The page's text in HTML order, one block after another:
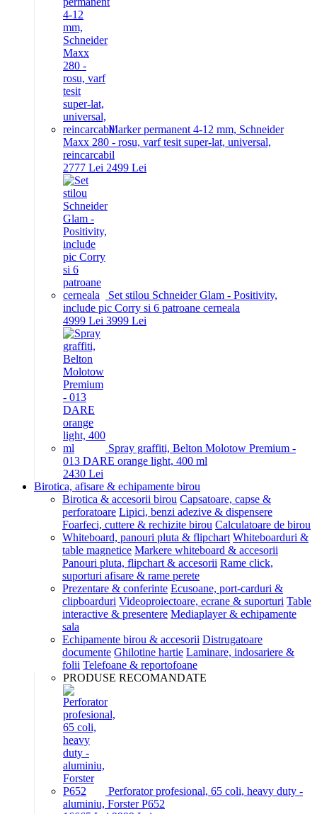
Marker permanent 4-12 mm, Schneider
Maxx 280 - rosu, varf tesit super-lat, universal,
reincarcabil
2777 Lei 2499 Lei
Set stilou Schneider Glam - Positivity,
include pic Corry si 6 patroane cerneala
4999 Lei 3999 Lei
Spray graffiti, Belton Molotow Premium -
013 DARE orange light, 400 ml
2430 Lei
Birotica, afisare & echipamente birou
Birotica & accesorii birou Capsatoare, capse &
perforatoare Lipici, benzi adezive & dispensere
Foarfeci, cuttere & rechizite birou Calculatoare de birou
Whiteboard, panouri pluta & flipchart Whiteboarduri &
table magnetice Markere whiteboard & accesorii
Panouri pluta, flipchart & accesorii Rame click,
suporturi afisare & rame perete
Prezentare & conferinte Ecusoane, port-carduri &
clipboarduri Videoproiectoare, ecrane & suporturi Table
interactive & presentere Mediaplayer & echipamente
sala
Echipamente birou & accesorii Distrugatoare
documente Ghilotine hartie Laminare, indosariere &
folii Telefoane & reportofoane
PRODUSE RECOMANDATE
Perforator profesional, 65 coli, heavy duty -
aluminiu, Forster P652